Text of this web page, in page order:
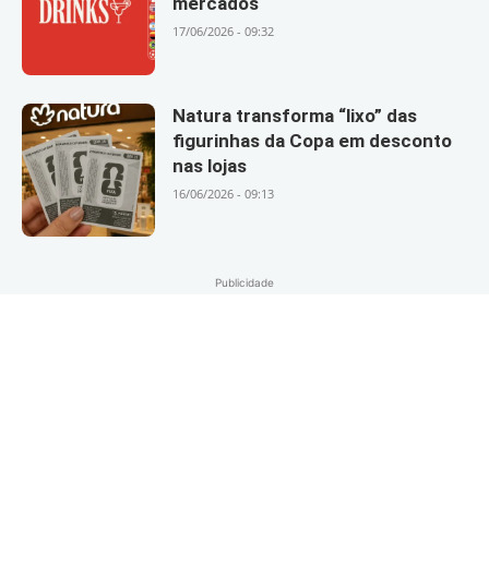
17/06/2026 - 09:32
Natura transforma “lixo” das
figurinhas da Copa em desconto
nas lojas
16/06/2026 - 09:13
Publicidade